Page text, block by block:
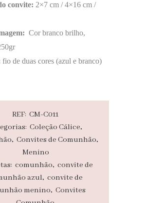
convite: 2×7 cm / 4×16 cm /
Cor branco brilho,
fio de duas cores (azul e branco)
REF: CM-C011
Coleção Cálice,
, Convites de Comunhão,
Menino
comunhão, convite de
azul, convite de
menino, Convites